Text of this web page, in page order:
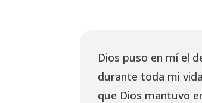
Dios puso en mí el
durante toda mi
que Dios mantuvo